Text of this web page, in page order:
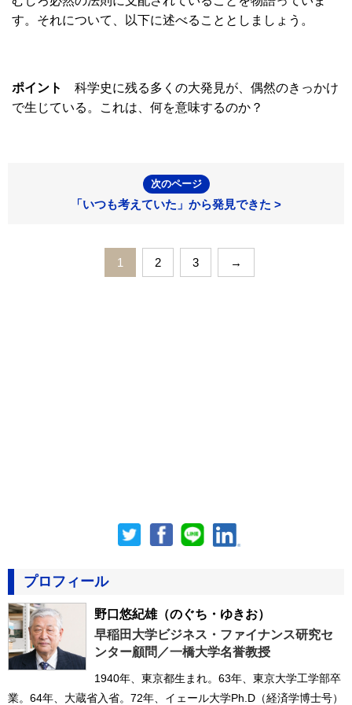
す。それについて、以下に述べることとしましょう。
ポイント
科学史に残る多くの大発見が、偶然のきっかけ
で生じている。これは、何を意味するのか？
次のページ
「いつも考えていた」から発見できた >
1 2 3 →
プロフィール
野口悠紀雄（のぐち・ゆきお）
早稲田大学ビジネス・ファイナンス研究セ
ンター顧問／一橋大学名誉教授
1940年、東京都生まれ。63年、東京大学工学部卒
業。64年、大蔵省入省。72年、イェール大学Ph.D（経済学博士号）